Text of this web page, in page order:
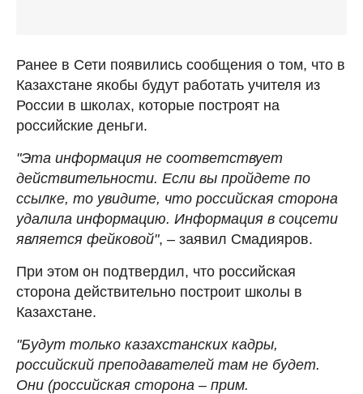
Ранее в Сети появились сообщения о том, что в
Казахстане якобы будут работать учителя из
России в школах, которые построят на
российские деньги.
"Эта информация не соответствует
действительности. Если вы пройдете по
ссылке, то увидите, что российская сторона
удалила информацию. Информация в соцсети
является фейковой", – заявил Смадияров.
При этом он подтвердил, что российская
сторона действительно построит школы в
Казахстане.
"Будут только казахстанских кадры,
российский преподавателей там не будет.
Они (российская сторона – прим.